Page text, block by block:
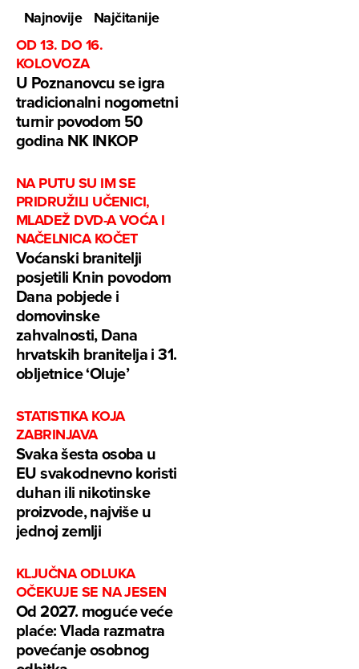
Najnovije
Najčitanije
OD 13. DO 16.
KOLOVOZA
U Poznanovcu se igra
tradicionalni nogometni
turnir povodom 50
godina NK INKOP
NA PUTU SU IM SE
PRIDRUŽILI UČENICI,
MLADEŽ DVD-A VOĆA I
NAČELNICA KOČET
Voćanski branitelji
posjetili Knin povodom
Dana pobjede i
domovinske
zahvalnosti, Dana
hrvatskih branitelja i 31.
obljetnice ‘Oluje’
STATISTIKA KOJA
ZABRINJAVA
Svaka šesta osoba u
EU svakodnevno koristi
duhan ili nikotinske
proizvode, najviše u
jednoj zemlji
KLJUČNA ODLUKA
OČEKUJE SE NA JESEN
Od 2027. moguće veće
plaće: Vlada razmatra
povećanje osobnog